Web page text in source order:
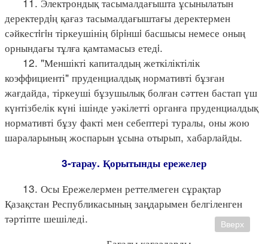
деректердiң қағаз тасымалдағыштағы деректермен
сәйкестiгiн тіркеушінің бiрiншi басшысы немесе оның
орнындағы тұлға қамтамасыз етедi.
12. "Меншікті капиталдың жеткіліктілік
коэффициенті" пруденциалдық нормативті бұзған
жағдайда, тіркеуші бұзушылық болған сәттен бастап үш
күнтізбелік күні ішінде уәкілетті органға пруденциалдық
нормативті бұзу факті мен себептері туралы, оны жою
шараларының жоспарын ұсына отырып, хабарлайды.
3-тарау. Қорытынды ережелер
13. Осы Ережелермен реттелмеген сұрақтар
Қазақстан Республикасының заңдарымен белгіленген
тәртіпте шешіледі.
Вверх